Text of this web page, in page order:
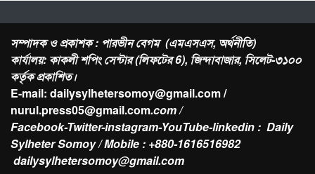
সম্পাদক ও প্রকাশক : পারভীন বেগম (এমএসএস, অর্থনীতি)
কার্যালয়: কাকলী শপিং সেন্টার (লিফটের 6), জিন্দাবাজার, সিলেট-৩১০০
কর্তৃক প্রকাশিত।
E-mail: dailysylhetersomoy@gmail.com /
nurul.press05@gmail.com.com /
Facebook-Twitter-instagram-YouTube-linkedin : Daily
Sylheter Somoy / Mobile : +880-1616516982
dailysylhetersomoy@gmail.com